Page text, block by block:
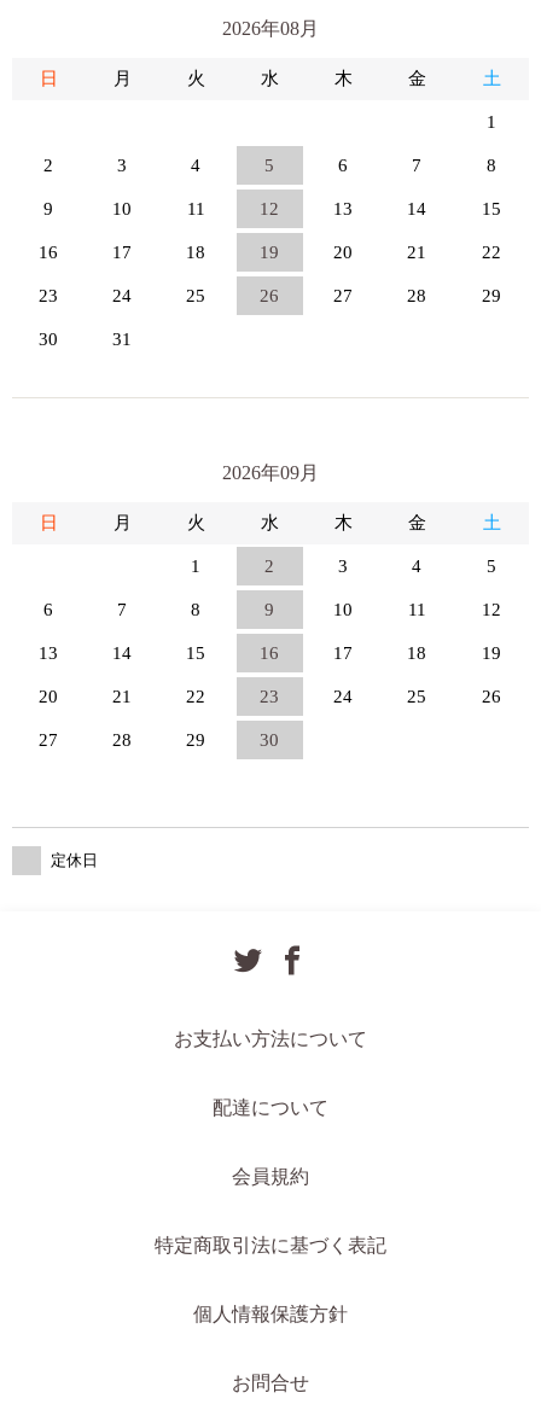
2026年08月
日 月 火 水 木 金 土
1
2 3 4 5 6 7 8
9 10 11 12 13 14 15
16 17 18 19 20 21 22
23 24 25 26 27 28 29
30 31
2026年09月
日 月 火 水 木 金 土
1 2 3 4 5
6 7 8 9 10 11 12
13 14 15 16 17 18 19
20 21 22 23 24 25 26
27 28 29 30
定休日
お支払い方法について
配達について
会員規約
特定商取引法に基づく表記
個人情報保護方針
お問合せ